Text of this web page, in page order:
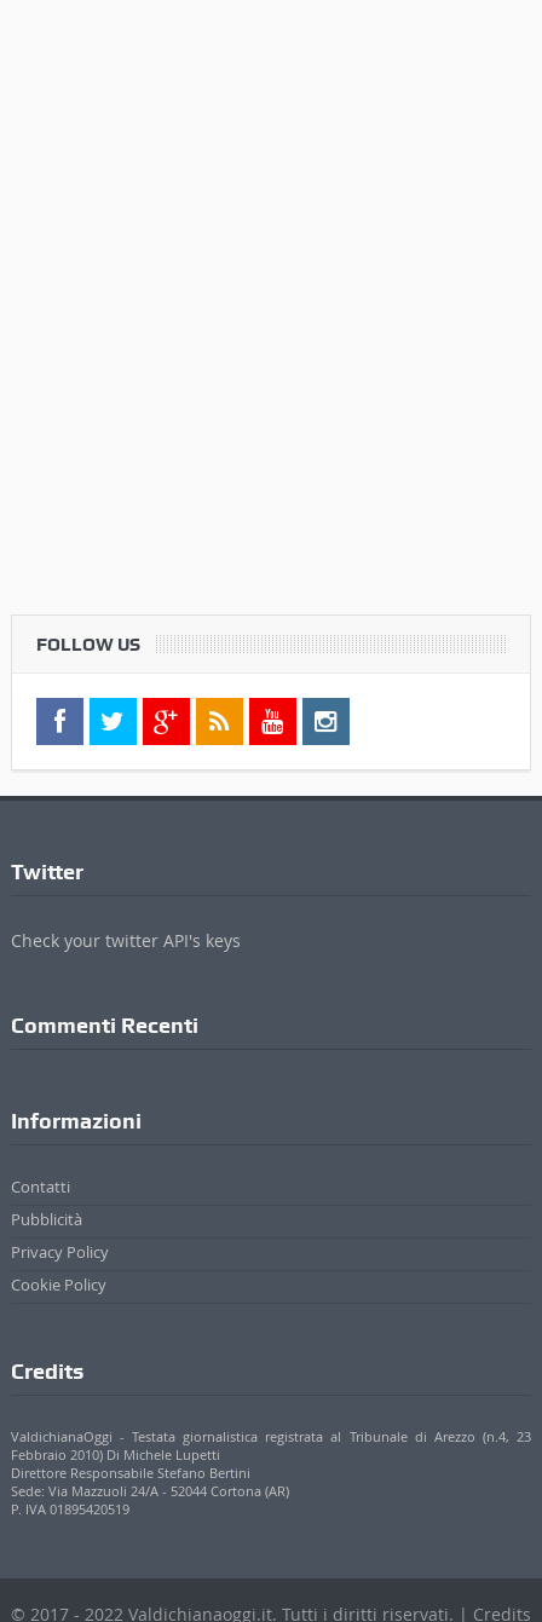
FOLLOW US
Twitter
Check your twitter API's keys
Commenti Recenti
Informazioni
Contatti
Pubblicità
Privacy Policy
Cookie Policy
Credits
ValdichianaOggi - Testata giornalistica registrata al Tribunale di Arezzo (n.4, 23
Febbraio 2010) Di Michele Lupetti
Direttore Responsabile Stefano Bertini
Sede: Via Mazzuoli 24/A - 52044 Cortona (AR)
P. IVA 01895420519
© 2017 - 2022 Valdichianaoggi.it. Tutti i diritti riservati. | Credits